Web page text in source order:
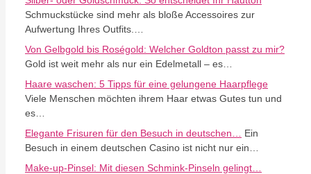
Schmuckstücke sind mehr als bloße Accessoires zur
Aufwertung Ihres Outfits.…
Von Gelbgold bis Roségold: Welcher Goldton passt zu mir?
Gold ist weit mehr als nur ein Edelmetall – es…
Haare waschen: 5 Tipps für eine gelungene Haarpflege
Viele Menschen möchten ihrem Haar etwas Gutes tun und
es…
Elegante Frisuren für den Besuch in deutschen…
Ein
Besuch in einem deutschen Casino ist nicht nur ein…
Make-up-Pinsel: Mit diesen Schmink-Pinseln gelingt…